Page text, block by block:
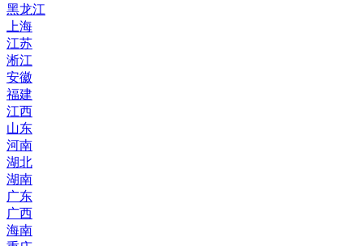
黑龙江
上海
江苏
淅江
安徽
福建
江西
山东
河南
湖北
湖南
广东
广西
海南